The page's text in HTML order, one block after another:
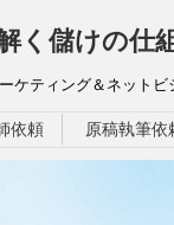
く儲けの仕
ケティング＆ネットビ
依頼 原稿執筆依